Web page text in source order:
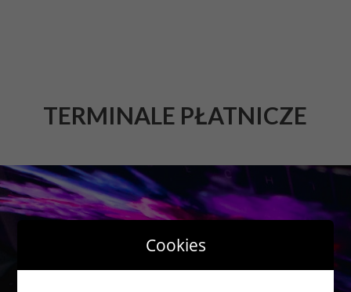
TERMINALE PŁATNICZE
Cookies